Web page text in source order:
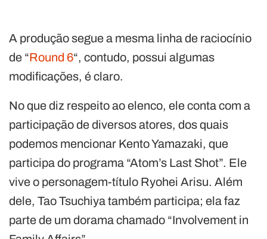
A produção segue a mesma linha de raciocínio
de “Round 6“, contudo, possui algumas
modificações, é claro.
No que diz respeito ao elenco, ele conta com a
participação de diversos atores, dos quais
podemos mencionar Kento Yamazaki, que
participa do programa “Atom’s Last Shot”. Ele
vive o personagem-título Ryohei Arisu. Além
dele, Tao Tsuchiya também participa; ela faz
parte de um dorama chamado “Involvement in